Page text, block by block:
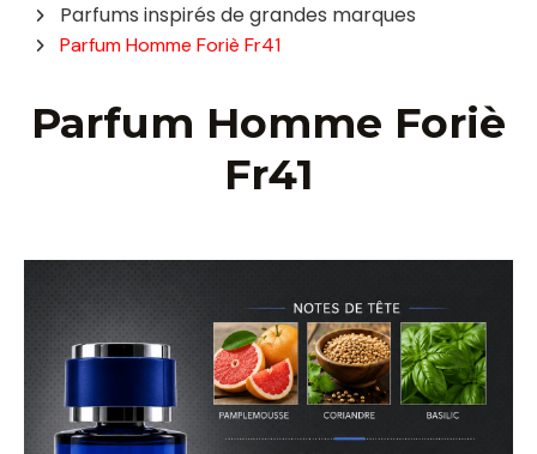
Parfums inspirés de grandes marques
Parfum Homme Foriè Fr41
Parfum Homme Foriè
Fr41